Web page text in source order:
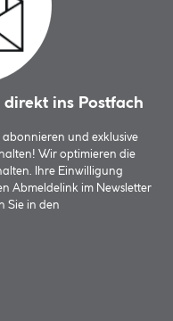
ins Postfach
abonnieren und exklusive
Wir optimieren die
Ihre Einwilligung
Abmeldelink im Newsletter
Sie in den